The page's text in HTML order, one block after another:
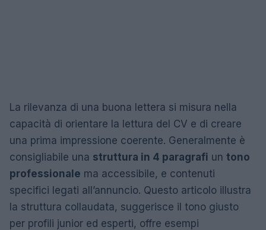
La rilevanza di una buona lettera si misura nella
capacità di orientare la lettura del CV e di creare
una prima impressione coerente. Generalmente è
consigliabile una struttura in 4 paragrafi un tono
professionale ma accessibile, e contenuti
specifici legati all’annuncio. Questo articolo illustra
la struttura collaudata, suggerisce il tono giusto
per profili junior ed esperti, offre esempi